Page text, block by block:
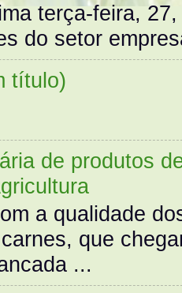
terça-feira,
do setor
título)
de produtos
a qualidade
que
...